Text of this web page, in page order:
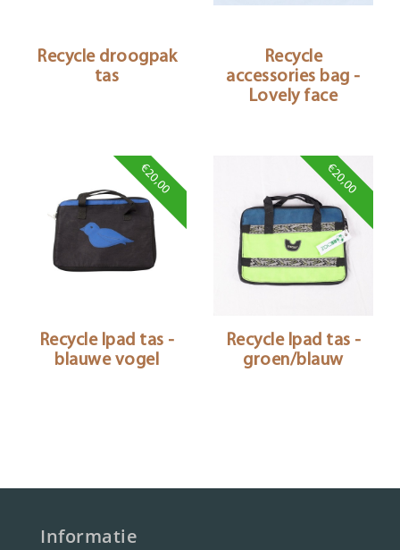
Recycle droogpak
tas
Recycle
accessories bag -
Lovely face
€20,00
Recycle Ipad tas -
blauwe vogel
€20,00
Recycle Ipad tas -
groen/blauw
Informatie